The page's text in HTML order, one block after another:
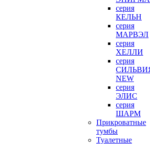
серия
КЕЛЬН
серия
МАРВЭЛ
серия
ХЕЛЛИ
серия
NEW
серия
ЭЛИС
серия
ШАРМ
Прикроватные
тумбы
Туалетные